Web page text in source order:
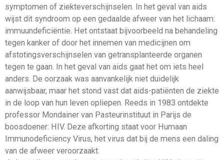
symptomen of ziekteverschijnselen. In het geval van aids
wijst dit syndroom op een gedaalde afweer van het lichaam:
immuundeficiëntie. Het ontstaat bijvoorbeeld na behandeling
tegen kanker of door het innemen van medicijnen om
afstotingsverschijnselen van getransplanteerde organen
tegen te gaan. In het geval van aids gaat het om iets heel
anders. De oorzaak was aanvankelijk niet duidelijk
aanwijsbaar, maar het stond vast dat aids-patiënten de ziekte
in de loop van hun leven opliepen. Reeds in 1983 ontdekte
professor Mondainer van Pasteurinstituut in Parijs de
boosdoener: HIV. Deze afkorting staat voor Humaan
Immunodeficiency Virus, het virus dat bij de mens een daling
van de afweer veroorzaakt.